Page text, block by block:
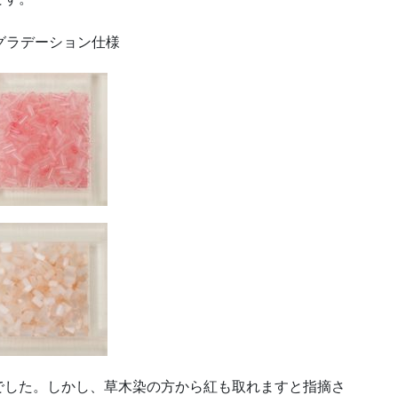
デーション仕様
た。しかし、草木染の方から紅も取れますと指摘さ